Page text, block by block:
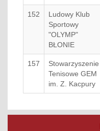
152
Ludowy Klub
Sportowy
"OLYMP"
BŁONIE
157
Stowarzyszenie
Tenisowe GEM
im. Z. Kacpury